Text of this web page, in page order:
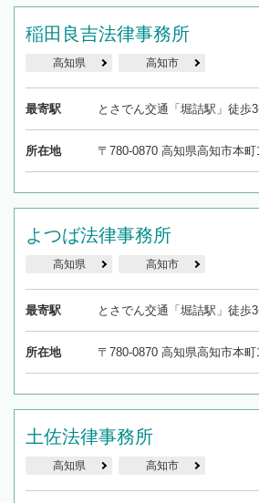
稲田良吉法律事務所
高知県 高知市
最寄駅 とさでん交通「堀詰駅」徒歩
所在地 〒780-0870 高知県高知市本
よつば法律事務所
高知県 高知市
最寄駅 とさでん交通「堀詰駅」徒歩
所在地 〒780-0870 高知県高知市本
土佐法律事務所
高知県 高知市